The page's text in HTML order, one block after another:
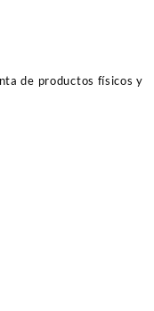
de productos físicos y